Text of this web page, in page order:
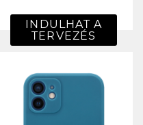
INDULHAT A
TERVEZÉS